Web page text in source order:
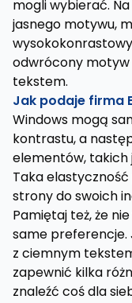
mogli wybierać.
jasnego motywu,
odwrócony motyw
tekstem.
Jak podaje firma
Windows mogą
kontrastu, a
elementów, takich
Taka
strony do swoich
Pamiętaj też, że
same preferencje.
z ciemnym
zapewnić kilka
znaleźć coś dla